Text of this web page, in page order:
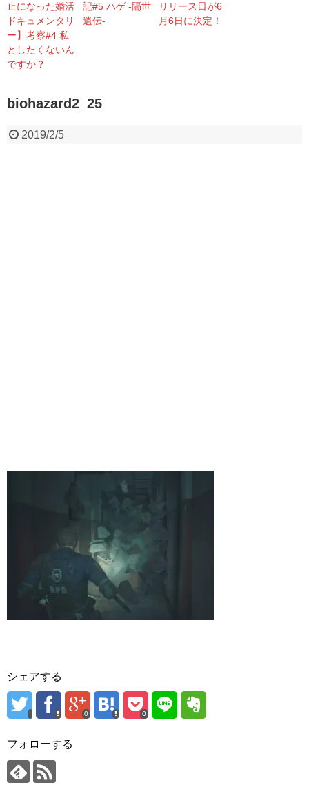
止になった婚活
ドキュメンタリ
ー】考察#4 私
としたくないん
ですか？
記#5 ハゲ -隔世
遺伝-
リリース日が6
月6日に決定！
biohazard2_25
2019/2/5
シェアする
0 0
フォローする